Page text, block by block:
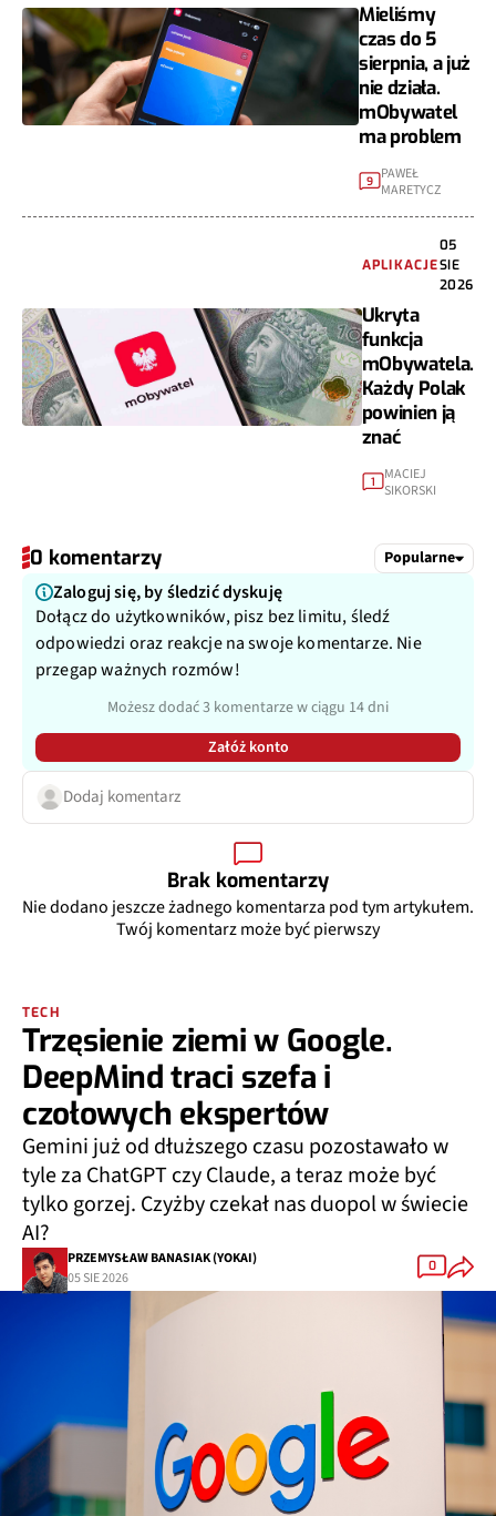
Mieliśmy
czas do 5
sierpnia, a już
nie działa.
mObywatel
ma problem
9
PAWEŁ
MARETYCZ
APLIKACJE
05
SIE
2026
Ukryta
funkcja
mObywatela.
Każdy Polak
powinien ją
znać
1
MACIEJ
SIKORSKI
0 komentarzy Popularne
Zaloguj się, by śledzić dyskuję
Dołącz do użytkowników, pisz bez limitu, śledź
odpowiedzi oraz reakcje na swoje komentarze. Nie
przegap ważnych rozmów!
Możesz dodać 3 komentarze w ciągu 14 dni
Załóż konto
Dodaj komentarz
Brak komentarzy
Nie dodano jeszcze żadnego komentarza pod tym artykułem.
Twój komentarz może być pierwszy
TECH
Trzęsienie ziemi w Google.
DeepMind traci szefa i
czołowych ekspertów
Gemini już od dłuższego czasu pozostawało w
tyle za ChatGPT czy Claude, a teraz może być
tylko gorzej. Czyżby czekał nas duopol w świecie
AI?
PRZEMYSŁAW BANASIAK (YOKAI)
05 SIE 2026
0